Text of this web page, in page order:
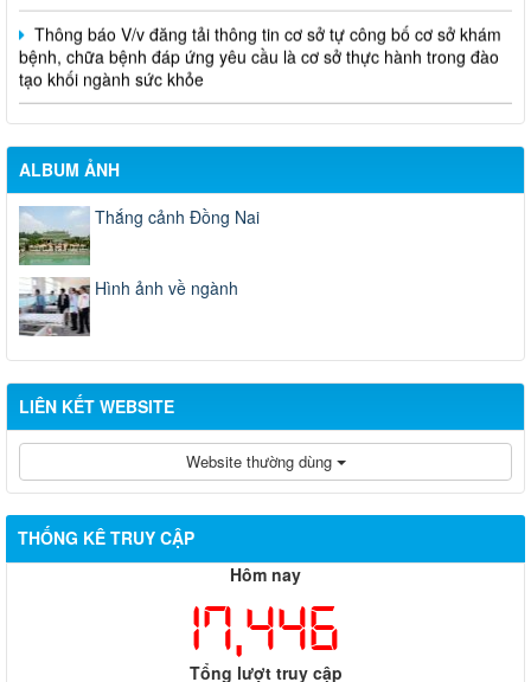
Thông báo V/v đăng tải thông tin cơ sở tự công bố cơ sở khám
bệnh, chữa bệnh đáp ứng yêu cầu là cơ sở thực hành trong đào
tạo khối ngành sức khỏe
ALBUM ẢNH
Thắng cảnh Đồng Nai
Hình ảnh về ngành
LIÊN KẾT WEBSITE
Website thường dùng
THỐNG KÊ TRUY CẬP
Hôm nay
17,446
Tổng lượt truy cập